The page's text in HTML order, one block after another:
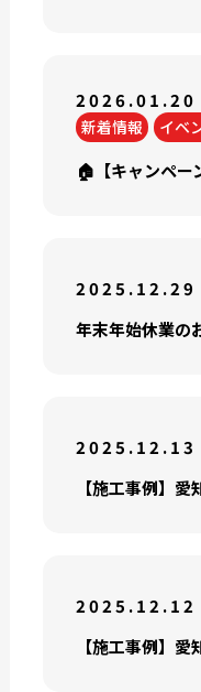
2026.01.20
新着情報 イベ
2025.12.29
年末年始休業の
2025.12.13
【施工事例】
2025.12.12
【施工事例】